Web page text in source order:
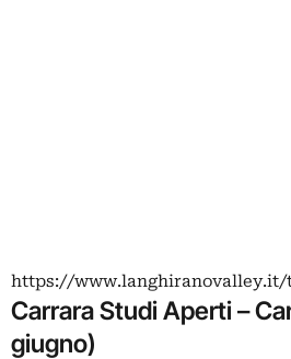
https://
Carrara Studi Aperti –
giugno)